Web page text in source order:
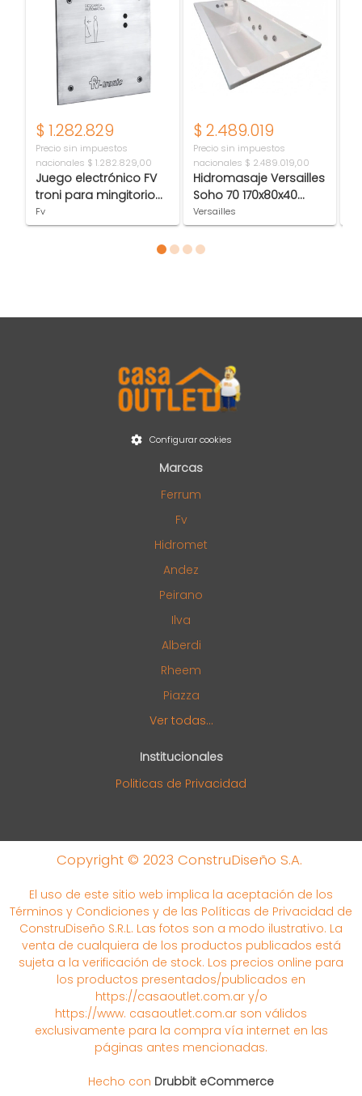
$ 2.489.019
Precio sin impuestos
nacionales $ 2.489.019,00
Hidromasaje Versailles
Soho 70 170x80x40
Prima
Versailles
$ 1.282.829
Precio sin impuestos
nacionales $ 1.282.829,00
Juego electrónico FV
troni para mingitorio
0374.02-AI
Fv
Configurar cookies
Marcas
Ferrum
Fv
Hidromet
Andez
Peirano
Ilva
Alberdi
Rheem
Piazza
Ver todas...
Institucionales
Politicas de Privacidad
Copyright © 2023 ConstruDiseño S.A.
El uso de este sitio web implica la aceptación de los
Términos y Condiciones y de las Políticas de Privacidad de
ConstruDiseño S.R.L. Las fotos son a modo ilustrativo. La
venta de cualquiera de los productos publicados está
sujeta a la verificación de stock. Los precios online para
los productos presentados/publicados en
https://casaoutlet.com.ar y/o
https://www. casaoutlet.com.ar son válidos
exclusivamente para la compra vía internet en las
páginas antes mencionadas.
Hecho con Drubbit eCommerce